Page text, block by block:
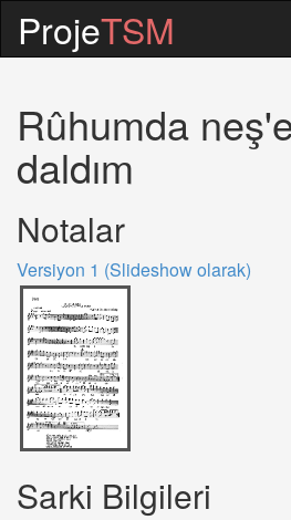
ProjeTSM
Rûhumda
daldım
Notalar
Versiyon 1 (Slideshow olarak)
Sarki Bilgileri